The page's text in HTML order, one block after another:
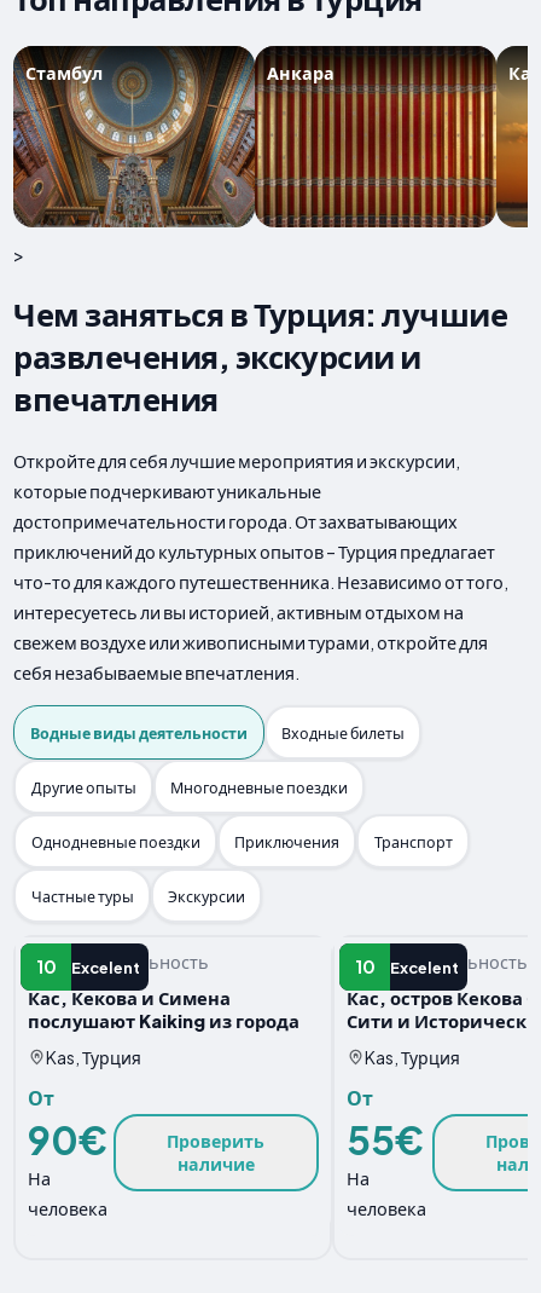
Стамбул Анкара
>
Чем заняться в Турция: лучшие
развлечения, экскурсии и
впечатления
Откройте для себя лучшие мероприятия и экскурсии,
которые подчеркивают уникальные
достопримечательности города. От захватывающих
приключений до культурных опытов – Турция предлагает
что-то для каждого путешественника. Независимо от того,
интересуетесь ли вы историей, активным отдыхом на
свежем воздухе или живописными турами, откройте для
себя незабываемые впечатления.
Водные виды деятельности Входные билеты
Другие опыты Многодневные поездки
Однодневные поездки Приключения Транспорт
Частные туры Экскурсии
10 Excelent
Водная деятельность
Кас, Кекова и Симена
послушают Kaiking из города
Kas, Турция
От
90€
На
человека
Проверить
наличие
10 Excelent
Водная деятельность
Кас, остров Кекова
Сити и
Kas, Турция
От
55€
На
человека